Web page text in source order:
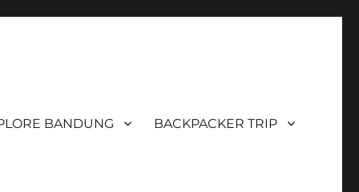
BANDUNG BACKPACKER TRIP